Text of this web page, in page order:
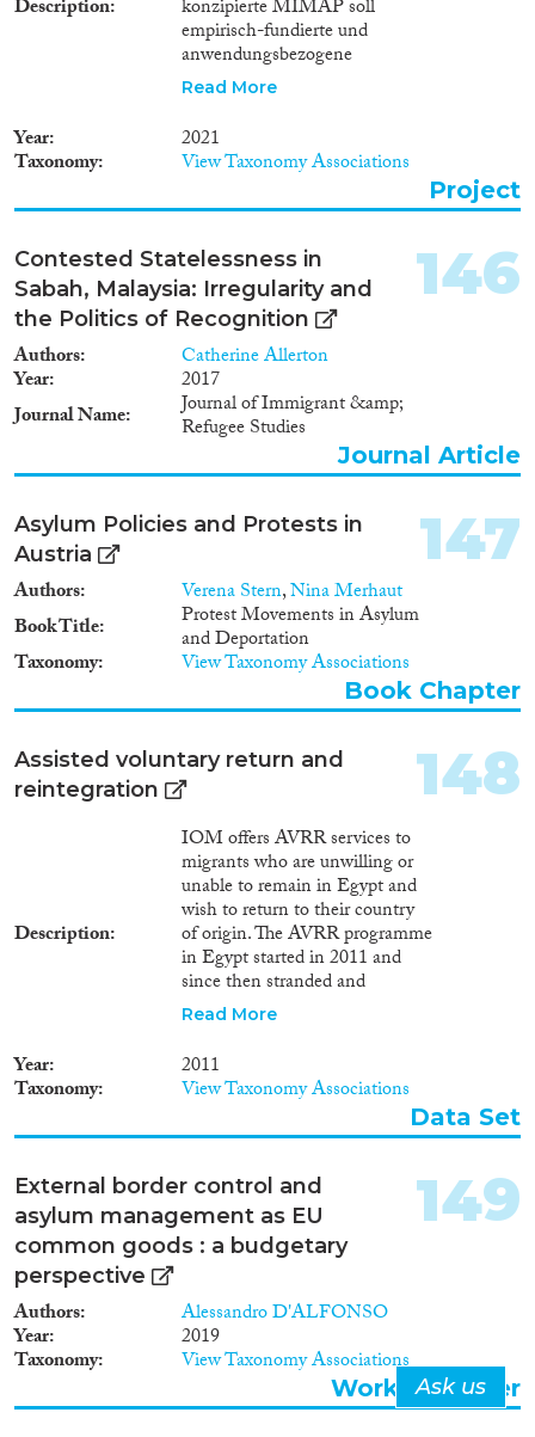
Description konzipierte MIMAP soll
empirisch-fundierte und
anwendungsbezogene
Erkenntnisse zu Verbleib,
Weiterwanderung
Ausreisepflichtiger liefern und
ein besseres Verständnis darüber
ermöglichen, warum
geringer rechtlicher Bleibe- und
Partizipationsperspektiven und
Angeboten zur freiwilligen
Rückkehr in Deutschland
verbleiben. Darüber hinaus soll
der empirische Zugang zur
Untersuchungsgruppe
Ausreisepflichtiger erprobt
werden. Der Schwerpunkt der
ausreisepflichtigen Personen mit
Asylbezug, von denen der
überwiegende Teil im Besitz
Forschungserkenntnisse sollen
Impulse für die
Weiterentwicklung der
rückkehrpolitischen und
aufenthaltsverstetigenden
Maßnahmen geben.
Read More
Year 2021
Taxonomy View Taxonomy Associations
Project
Contested Statelessness in
Sabah, Malaysia: Irregularity and
the Politics of Recognition
Authors Catherine Allerton
Year
2017
Journal Name
Journal of Immigrant &amp;
Refugee Studies
146
Journal Article
Asylum Policies and Protests in
Austria
Authors Verena Stern,Nina Merhaut
Book Title
Protest Movements in Asylum
and Deportation
Taxonomy View Taxonomy Associations
147
Book Chapter
Assisted voluntary return and
reintegration
Description
IOM offers AVRR services to
migrants who are unwilling or
unable to remain in Egypt and
wish to return to their country
of origin. The AVRR programme
in Egypt started in 2011 and
since then stranded and
vulnerable migrants mainly from
Each of these migrants have a
distinct migratory story of how
they got to Egypt and why they
wanted to return. Some of these
circumstance, such as
trafficking, abuse, as well as
other numerous forms of
exploitation. Returning migrants
their country of origin and the
vast majority use in starting-up
their own business, specifically
in the agriculture sector.
Read More
Year 2011
Taxonomy View Taxonomy Associations
148
Data Set
External border control and
asylum management as EU
common goods : a budgetary
perspective
Authors Alessandro D'ALFONSO
Year 2019
Taxonomy View Taxonomy Associations
149
Working Paper
Ask us